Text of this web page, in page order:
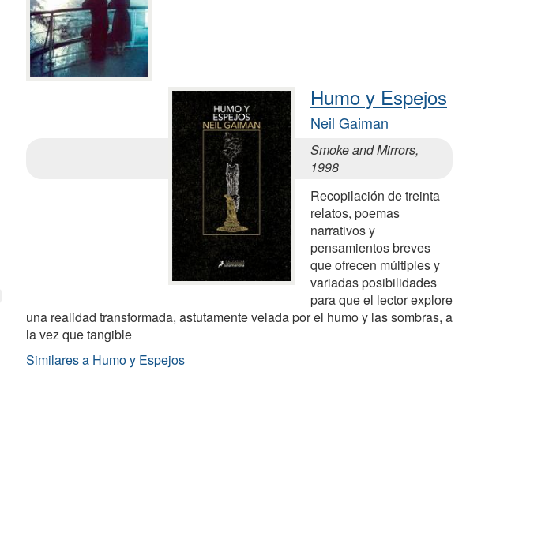
Humo y Espejos
Neil Gaiman
Smoke and Mirrors,
1998
Recopilación de treinta
relatos, poemas
narrativos y
pensamientos breves
que ofrecen múltiples y
variadas posibilidades
para que el lector explore
una realidad transformada, astutamente velada por el humo y las sombras, a
la vez que tangible
Similares a Humo y Espejos